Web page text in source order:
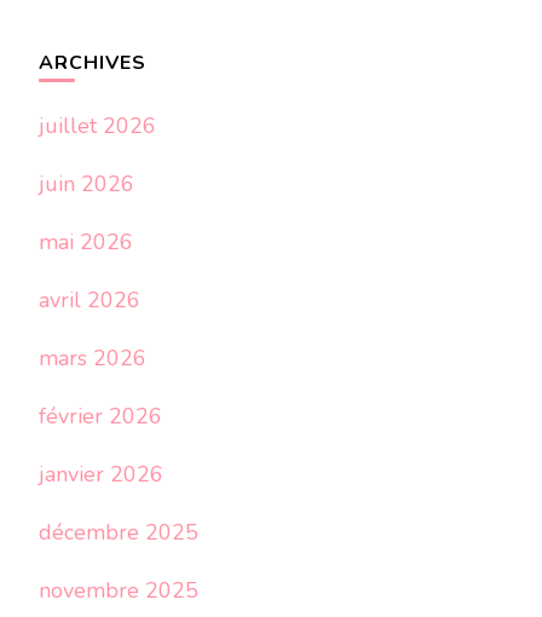
ARCHIVES
juillet 2026
juin 2026
mai 2026
avril 2026
mars 2026
février 2026
janvier 2026
décembre 2025
novembre 2025